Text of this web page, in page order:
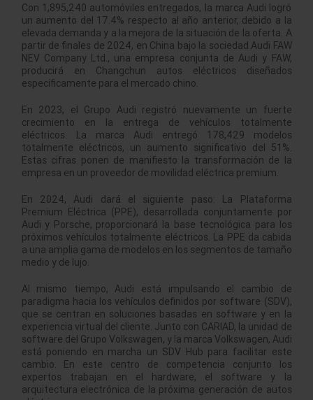
Con 1,895,240 automóviles entregados, la marca Audi logró
un aumento del 17.4% respecto al año anterior, debido a la
elevada demanda y a la mejora de la situación de la oferta. A
partir de finales de 2024, en China bajo la sociedad Audi FAW
NEV Company Ltd., una empresa conjunta de Audi y FAW,
producirá en Changchun autos eléctricos diseñados
específicamente para el mercado chino.
En 2023, el Grupo Audi registró nuevamente un fuerte
crecimiento en la entrega de vehículos totalmente
eléctricos. La marca Audi entregó 178,429 modelos
totalmente eléctricos, un aumento significativo del 51%.
Estas cifras ponen de manifiesto la transformación de la
empresa en un proveedor de movilidad eléctrica premium.
En 2024, Audi dará el siguiente paso: La Plataforma
Premium Eléctrica (PPE), desarrollada conjuntamente por
Audi y Porsche, proporcionará la base tecnológica para los
próximos vehículos totalmente eléctricos. La PPE da cabida
a una amplia gama de modelos en los segmentos de tamaño
medio y de lujo.
Al mismo tiempo, Audi está impulsando el cambio de
paradigma hacia los vehículos definidos por software (SDV),
que se centran en soluciones basadas en software y en la
experiencia virtual del cliente. Junto con CARIAD, la unidad de
software del Grupo Volkswagen, y la marca Volkswagen, Audi
está poniendo en marcha un SDV Hub para facilitar este
cambio. En este centro de competencia conjunto los
expertos trabajan en el hardware, el software y la
arquitectura electrónica de la próxima generación de autos